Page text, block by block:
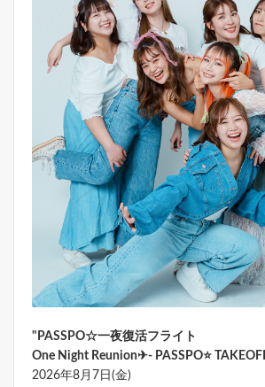
"PASSPO☆一夜復活フライト
One Night Reunion✈- PASSPO⭐
2026年8月7日(金)